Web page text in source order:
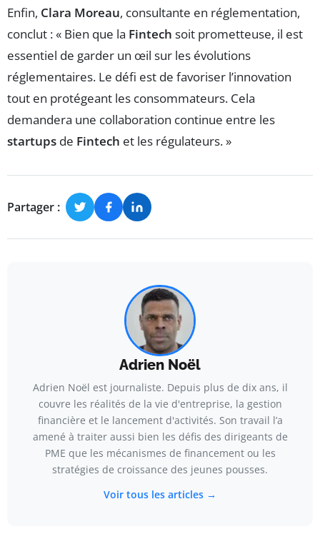
Enfin, Clara Moreau, consultante en réglementation,
conclut : « Bien que la Fintech soit prometteuse, il est
essentiel de garder un œil sur les évolutions
réglementaires. Le défi est de favoriser l’innovation
tout en protégeant les consommateurs. Cela
demandera une collaboration continue entre les
startups de Fintech et les régulateurs. »
Partager :
Adrien Noël
Adrien Noël est journaliste. Depuis plus de dix ans, il
couvre les réalités de la vie d'entreprise, la gestion
financière et le lancement d'activités. Son travail l’a
amené à traiter aussi bien les défis des dirigeants de
PME que les mécanismes de financement ou les
stratégies de croissance des jeunes pousses.
Voir tous les articles →